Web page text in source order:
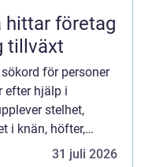
tillväxt
för personer
efter hjälp i
stelhet,
i knän, höfter,
vilken typ av vård
31 juli 2026